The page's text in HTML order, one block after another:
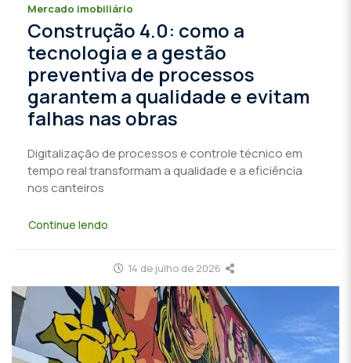
Mercado imobiliário
Construção 4.0: como a
tecnologia e a gestão
preventiva de processos
garantem a qualidade e evitam
falhas nas obras
Digitalização de processos e controle técnico em
tempo real transformam a qualidade e a eficiência
nos canteiros
Continue lendo
14 de julho de 2026